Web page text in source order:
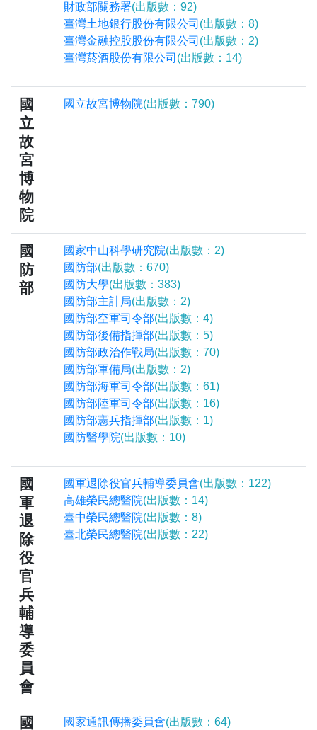
財政部關務署(出版數：92)
臺灣土地銀行股份有限公司 (出版數：8)
臺灣金融控股股份有限公司 (出版數：2)
臺灣菸酒股份有限公司 (出版數：14)
國
立
故
宮
博
物
院
國立故宮博物院(出版數：790)
國
防
部
國家中山科學研究院(出版數：2)
國防部(出版數：670)
國防大學(出版數：383)
國防部主計局(出版數：2)
國防部空軍司令部(出版數：4)
國防部後備指揮部(出版數：5)
國防部政治作戰局(出版數：70)
國防部軍備局(出版數：2)
國防部海軍司令部(出版數：61)
國防部陸軍司令部(出版數：16)
國防部憲兵指揮部(出版數：1)
國防醫學院(出版數：10)
國
軍
退
除
役
官
兵
輔
導
委
員
會
國軍退除役官兵輔導委員會(出版數：122)
高雄榮民總醫院(出版數：14)
臺中榮民總醫院(出版數：8)
臺北榮民總醫院(出版數：22)
國 國家通訊傳播委員會(出版數：64)